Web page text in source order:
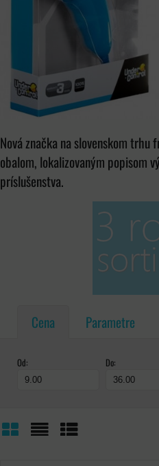
Nová značka na slovenskom trhu
obalom, lokalizovaným popisom
príslušenstva.
Cena Parametre
Od: Do: